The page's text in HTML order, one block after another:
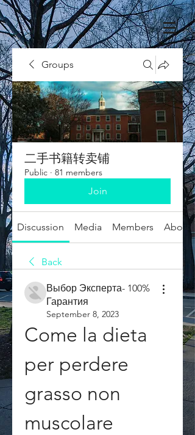
Groups
二手书籍转卖铺
Public · 81 members
Join
Discussion Media Members About
Back
Выбор Эксперта- 100%
Гарантия
September 8, 2023
Come la dieta
per perdere
grasso non
muscolare